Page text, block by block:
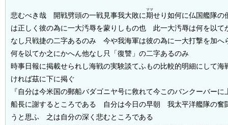
悲むべき哉 開戦劈頭の一戦見事我大敗に期
ママ
せり如何に仏国艦隊の
は正しく彼の為に一大汚辱を蒙りしもの也 此一大汚辱は何を以
なし只戦捷の二字あるのみ 今や我海軍は彼の為に一大打撃を加へ
何を以てか之にかへん他なし只「復讐」の二字あるのみ
時事日報に掲載せられし海戦の実験談てふもの比較的明細にして海
ければ茲に下に掲ぐ
『自分は今米国の郵船バダゴニヤ号に救れて今このバンクーバー
船長に謝するところである 自分は今日の早朝 我太平洋艦隊の奮
うと思ふ 之は自分の深く悲むところである